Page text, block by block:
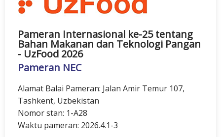
Pameran Internasional ke-25 tentang
Bahan Makanan dan Teknologi Pangan
- UzFood 2026
Pameran NEC
Alamat Balai Pameran: Jalan Amir Temur 107,
Tashkent, Uzbekistan
Nomor stan: 1-A28
Waktu pameran: 2026.4.1-3